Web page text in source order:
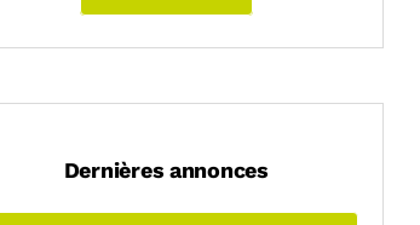
Dernières annonces